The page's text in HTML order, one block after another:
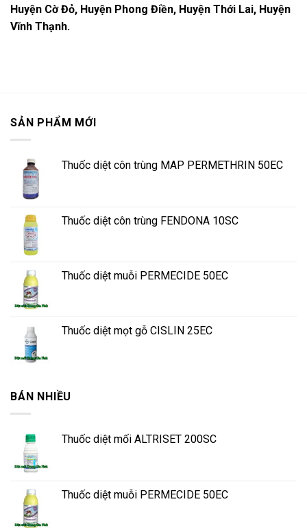
Huyện Cờ Đỏ, Huyện Phong Điền, Huyện Thới Lai, Huyện
Vĩnh Thạnh.
SẢN PHẨM MỚI
Thuốc diệt côn trùng MAP PERMETHRIN 50EC
Thuốc diệt côn trùng FENDONA 10SC
Thuốc diệt muỗi PERMECIDE 50EC
Thuốc diệt mọt gỗ CISLIN 25EC
BÁN NHIỀU
Thuốc diệt mối ALTRISET 200SC
Thuốc diệt muỗi PERMECIDE 50EC